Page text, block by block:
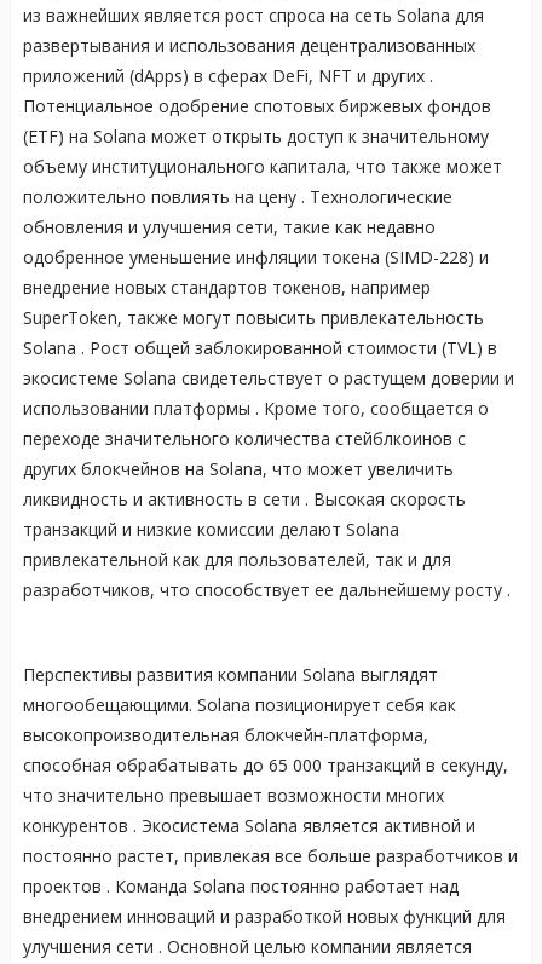
из важнейших является рост спроса на сеть Solana для
развертывания и использования децентрализованных
приложений (dApps) в сферах DeFi, NFT и других .
Потенциальное одобрение спотовых биржевых фондов
(ETF) на Solana может открыть доступ к значительному
объему институционального капитала, что также может
положительно повлиять на цену . Технологические
обновления и улучшения сети, такие как недавно
одобренное уменьшение инфляции токена (SIMD-228) и
внедрение новых стандартов токенов, например
SuperToken, также могут повысить привлекательность
Solana . Рост общей заблокированной стоимости (TVL) в
экосистеме Solana свидетельствует о растущем доверии и
использовании платформы . Кроме того, сообщается о
переходе значительного количества стейблкоинов с
других блокчейнов на Solana, что может увеличить
ликвидность и активность в сети . Высокая скорость
транзакций и низкие комиссии делают Solana
привлекательной как для пользователей, так и для
разработчиков, что способствует ее дальнейшему росту .
Перспективы развития компании Solana выглядят
многообещающими. Solana позиционирует себя как
высокопроизводительная блокчейн-платформа,
способная обрабатывать до 65 000 транзакций в секунду,
что значительно превышает возможности многих
конкурентов . Экосистема Solana является активной и
постоянно растет, привлекая все больше разработчиков и
проектов . Команда Solana постоянно работает над
внедрением инноваций и разработкой новых функций для
улучшения сети . Основной целью компании является